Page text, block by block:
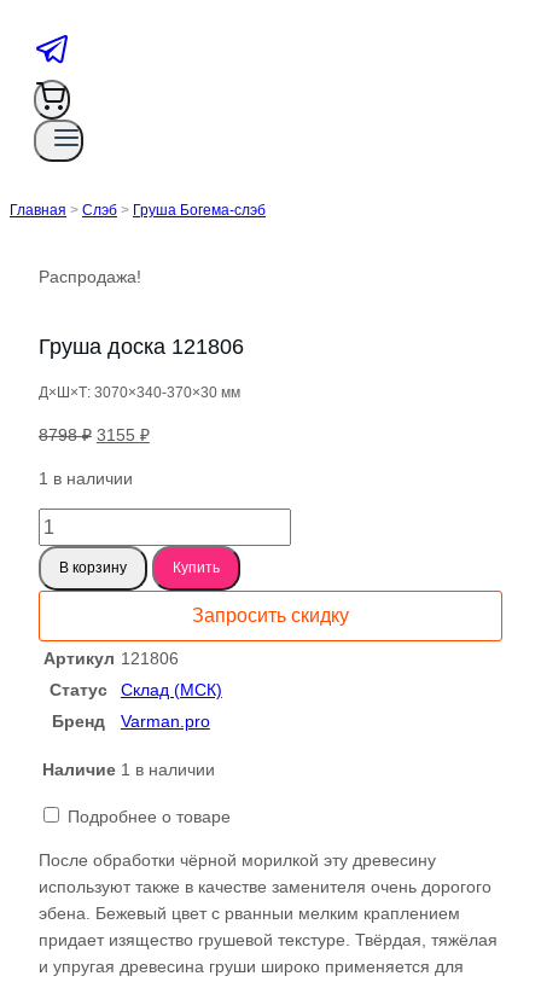
Главная > Слэб > Груша Богема-слэб
Распродажа!
Груша доска 121806
Д×Ш×Т: 3070×340-370×30 мм
8798₽ Первоначальная
составляла
8798 ₽.
3155 ₽Текущая
1 в наличии
Количество
товара
Груша
доска
В корзину Купить
Запросить скидку
Артикул 121806
Статус
Склад (МСК)
Бренд
Varman.pro
Наличие 1 в наличии
Подробнее о товаре
После обработки чёрной морилкой эту древесину
используют также в качестве заменителя очень дорогого
эбена. Бежевый цвет с рванныи мелким краплением
придает изящество грушевой текстуре. Твёрдая, тяжёлая
и упругая древесина груши широко применяется для